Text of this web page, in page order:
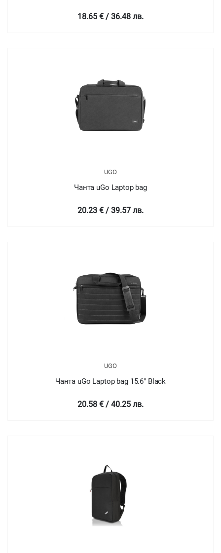
18.65 € / 36.48 лв.
UGO
Чанта uGo Laptop bag
20.23 € / 39.57 лв.
UGO
Чанта uGo Laptop bag 15.6" Black
20.58 € / 40.25 лв.